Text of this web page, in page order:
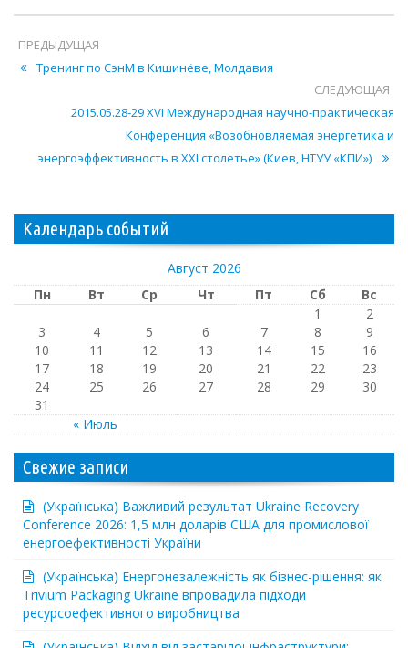
ПРЕДЫДУЩАЯ
Тренинг по СэнМ в Кишинёве, Молдавия
СЛЕДУЮЩАЯ
2015.05.28-29 XVІ Международная научно-практическая
Конференция «Возобновляемая энергетика и
энергоэффективность в XXI столетье» (Киев, НТУУ «КПИ»)
Календарь событий
Август 2026
Пн
Вт Ср Чт Пт Сб Вс
« Июль
1
2
3
4 5 6 7 8
9
10
11 12 13 14 15
16
17
18 19 20 21 22
23
24
25 26 27 28 29
30
31
Свежие записи
(Українська) Важливий результат Ukraine Recovery
Conference 2026: 1,5 млн доларів США для промислової
енергоефективності України
(Українська) Енергонезалежність як бізнес-рішення: як
Trivium Packaging Ukraine впровадила підходи
ресурсоефективного виробництва